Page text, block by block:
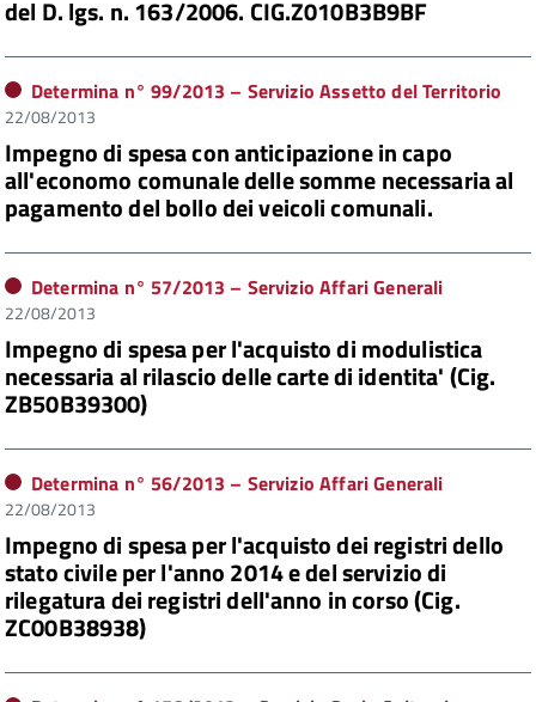
del D. lgs. n. 163/2006. CIG.Z010B3B9BF
Determina n°99/2013 – Servizio Assetto del Territorio
22/08/2013
Impegno di spesa con anticipazione in capo
all'economo comunale delle somme necessaria al
pagamento del bollo dei veicoli comunali.
Determina n° 57/2013 – Servizio Affari Generali
22/08/2013
Impegno di spesa per l'acquisto di modulistica
necessaria al rilascio delle carte di identita' (Cig.
ZB50B39300)
Determina n° 56/2013 – Servizio Affari Generali
22/08/2013
Impegno di spesa per l'acquisto dei registri dello
stato civile per l'anno 2014 e del servizio di
rilegatura dei registri dell'anno in corso (Cig.
ZC00B38938)